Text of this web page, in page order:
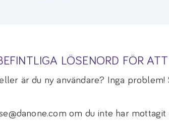
LÖSENORD FÖR
är du ny användare? Inga
om du inte har